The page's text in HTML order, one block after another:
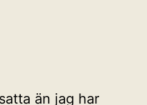
än jag har